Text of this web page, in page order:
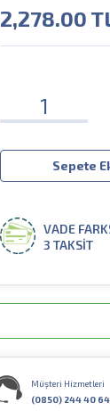
2,278.00
Sepete
VADE
3 TAKSİT
Müşteri Hizmetleri
(0850) 244 40 64